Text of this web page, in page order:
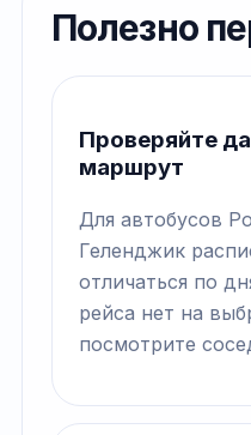
Полезно
Проверяйте
маршрут
Для автобусов
Геленджик
отличаться по
рейса нет на
посмотрите